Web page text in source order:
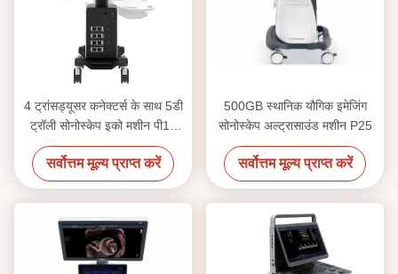
4 ट्रांसड्यूसर कनेक्टर्स के साथ 5डी
ट्रॉली सोनोस्केप इको मशीन पी11
एलीट
सर्वोत्तम मूल्य प्राप्त करें
500GB स्थानिक यौगिक इमेजिंग
सोनोस्केप अल्ट्रासाउंड मशीन P25
सर्वोत्तम मूल्य प्राप्त करें